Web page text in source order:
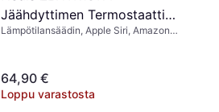
Jäähdyttimen Termostaatti
Valkoinen
Lämpötilansäädin, Apple Siri, Amazon
64,90 €
Loppu varastosta